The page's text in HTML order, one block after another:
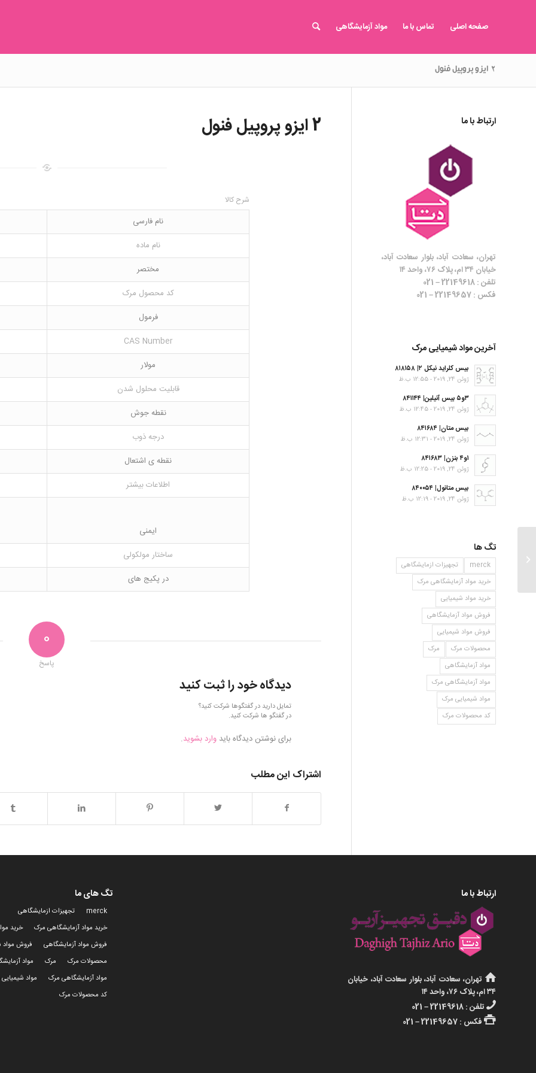
صفحه اصلی تماس با ما مواد آزمایشگاهی
۲ ایزو پروپیل فنول
2 ایزو پروپیل فنول
شرح کالا
نام فارسی
نام ماده
مختصر
کد محصول مرک
فرمول
CAS Number
مولار
قابلیت محلول شدن
نقطه جوش
درجه ذوب
نقطه ی اشتعال
اطلاعات بیشتر
ایمنی
ساختار مولکولی
در پکیج های
0
پاسخ
دیدگاه خود را ثبت کنید
تمایل دارید در گفتگوها شرکت کنید؟
در گفتگو ها شرکت کنید.
برای نوشتن دیدگاه باید وارد بشوید.
اشتراک این مطلب
ارتباط با ما
تهران، سعادت آباد، بلوار سعادت آباد،
خیابان ۳۴ ام، پلاک ۷۶، واحد ۱۴
تلفن : 22149618 – 021
فکس : 22149657 – 021
آخرین مواد شیمیایی مرک
بیس کلراید نیکل ۲| ۸۱۸۱۵۸
ژوئن 24, 2019 - 12:55 ب.ظ
۳و۵ بیس آنیلین| ۸۴۱۱۴۴
ژوئن 24, 2019 - 12:45 ب.ظ
بیس متان| ۸۴۱۶۸۴
ژوئن 24, 2019 - 12:31 ب.ظ
۱و۴ بنزن| ۸۴۱۶۸۳
ژوئن 24, 2019 - 12:25 ب.ظ
بیس متانول| ۸۴۰۰۵۴
ژوئن 24, 2019 - 12:19 ب.ظ
تگ ها
merck
تجهیزات ازمایشگاهی
خرید مواد آزمایشگاهی مرک
خرید مواد شیمیایی
فروش مواد آزمایشگاهی
فروش مواد شیمیایی
محصولات مرک
مرک
مواد آزمایشگاهی
مواد آزمایشگاهی مرک
مواد شیمیایی مرک
کد محصولات مرک
ارتباط با ما
تهران، سعادت آباد، بلوار سعادت آباد، خیابان
۳۴ ام، پلاک ۷۶، واحد ۱۴
تلفن : 22149618 – 021
فکس : 22149657 – 021
تگ های ما
merck
تجهیزات ازمایشگاهی
خرید مواد آزمایشگاهی مرک
خرید
فروش مواد آزمایشگاهی
فروش مواد
محصولات مرک
مرک
مواد
مواد آزمایشگاهی مرک
مواد
کد محصولات مرک